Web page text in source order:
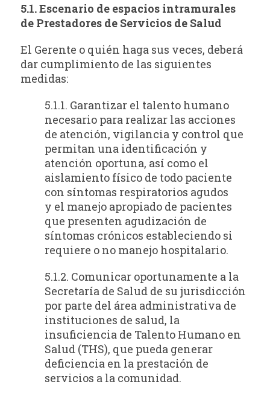
5.1. Escenario de espacios intramurales
de Prestadores de Servicios de Salud
El Gerente o quién haga sus veces, deberá
dar cumplimiento de las siguientes
medidas:
5.1.1. Garantizar el talento humano
necesario para realizar las acciones
de atención, vigilancia y control que
permitan una identificación y
atención oportuna, así como el
aislamiento físico de todo paciente
con síntomas respiratorios agudos
y el manejo apropiado de pacientes
que presenten agudización de
síntomas crónicos estableciendo si
requiere o no manejo hospitalario.
5.1.2. Comunicar oportunamente a la
Secretaría de Salud de su jurisdicción
por parte del área administrativa de
instituciones de salud, la
insuficiencia de Talento Humano en
Salud (THS), que pueda generar
deficiencia en la prestación de
servicios a la comunidad.